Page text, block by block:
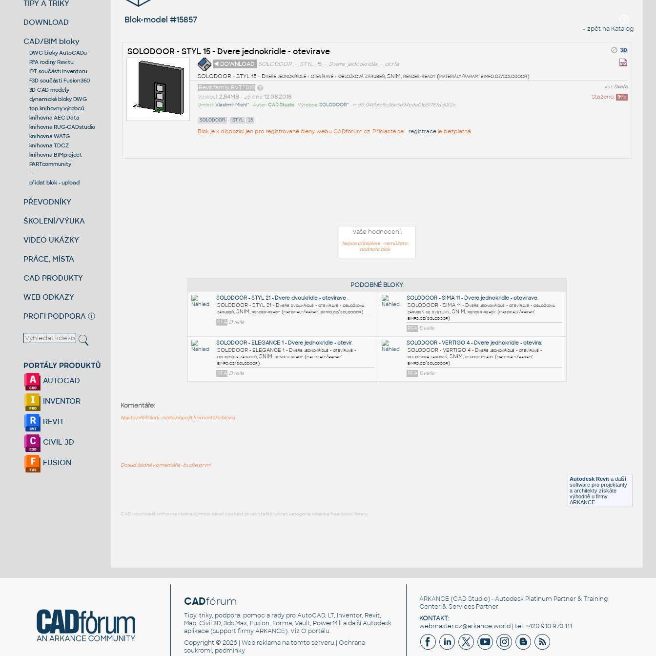
TIPY A TRIKY
DOWNLOAD
CAD/BIM bloky
DWG bloky AutoCADu
RFA rodiny Revitu
IPT součásti Inventoru
F3D součásti Fusion360
3D CAD modely
dynamické bloky DWG
top knihovny výrobců
knihovna AEC Data
knihovna RUG-CADstudio
knihovna WATG
knihovna TDCZ
knihovna BIMproject
PARTcommunity
--
přidat blok - upload
PŘEVODNÍKY
ŠKOLENÍ/VÝUKA
VIDEO UKÁZKY
PRÁCE, MÍSTA
CAD PRODUKTY
WEB ODKAZY
PROFI PODPORA ⓘ
PORTÁLY PRODUKTŮ
AUTOCAD
INVENTOR
REVIT
CIVIL 3D
FUSION
Blok-model #15857
« zpět na Katalog
SOLODOOR - STYL 15 - Dvere jednokridle - otevirave
◄ DOWNLOAD
SOLODOOR_-_STYL_15_-_Dvere_jednokridle_-_ot.rfa
SOLODOOR - STYL 15 - Dveře jednokřídlé - otevíravé - obložková zárubeň, SNIM, render-ready (materiály/param: bimfo.cz/solodoor)
kat:Dveře
Revit family RVT2018
Staženo: 311x
Velikost 2,84MB• ze dne 12.08.2018
Umístil:Vladimír Michl^ • Autor:CAD Studio• Výrobce:SOLODOOR^ • md5: 046bfc5c9bb5e94cde01b51787dd0f2c
SOLODOOR - STYL 15
Blok je k dispozici jen pro registrované členy webu CADforum.cz. Přihlaste se - registraceje bezplatná.
Vaše hodnocení:
Nejste přihlášeni - nemůžete
hodnotit blok
PODOBNÉ BLOKY
Autodesk Revit a další
software pro projektanty
a architekty získáte
výhodně u firmy
ARKANCE
Komentáře:
Nejste přihlášeni - nelze připojit komentáře bloků
Dosud žádné komentáře - buďte první
CAD download: knihovna rodina symbol detail součást prvek stafáž výkres kategorie kolekce free block library
CADfórum
Tipy, triky, podpora, pomoc a rady pro AutoCAD, LT, Inventor, Revit,
Map, Civil 3D, 3ds Max, Fusion, Forma, Vault, PowerMill a další Autodesk
aplikace (support firmy ARKANCE). VizO portálu.
Copyright © 2026 |Web reklama na tomto serveru |Ochrana
soukromí, podmínky
ARKANCE (CAD Studio) - Autodesk Platinum Partner & Training
Center & Services Partner
KONTAKT:
webmaster.cz@arkance.world | tel. +420 910 970 111